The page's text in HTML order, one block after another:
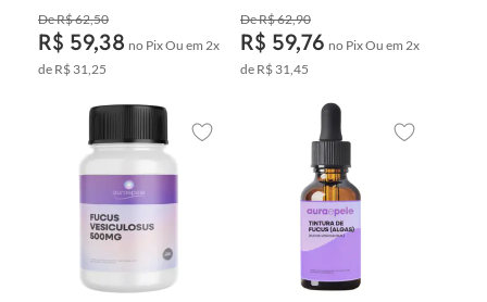
R$ 62,50
R$ 59,38 no PixOu em 2x
de R$ 31,25
recuperação celular e na
eliminação de toxinas.
Está presente na maioria
das células do organismo,
atuando nos processos de
eliminação de toxinas, no
transporte de
aminoácidos, na síntese
de proteínas e na
proteção do organismo.
R$ 62,90
R$ 59,76 no PixOu em 2x
de R$ 31,45
Adicionar aos favoritos Adicionar